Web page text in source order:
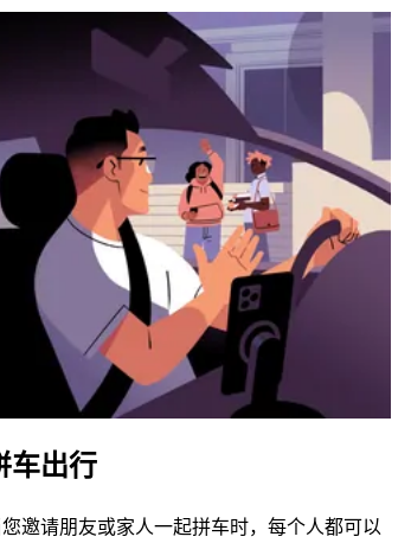
车出行
您邀请朋友或家人一起拼车时，每个人都可以